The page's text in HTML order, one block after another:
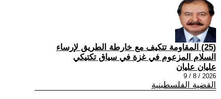
(25) المقاومة تتكيف مع خارطة الطريق لإرساء
السلام المزعوم في غزة في سياق تكتيكي
عليان عليان
2026 / 8 / 9
القضية الفلسطينية